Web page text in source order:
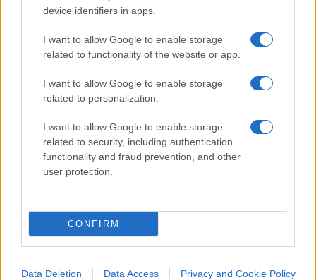
device identifiers in apps.
I want to allow Google to enable storage
related to functionality of the website or app.
I want to allow Google to enable storage
related to personalization.
I want to allow Google to enable storage
related to security, including authentication
functionality and fraud prevention, and other
user protection.
CONFIRM
Data Deletion Data Access Privacy and Cookie Policy
premier libanese, Najib Mikati: “La brutalità di
guerra, considerando ciò che vive il nostro popolo
nel sud del Libanoda 11 mesi”.